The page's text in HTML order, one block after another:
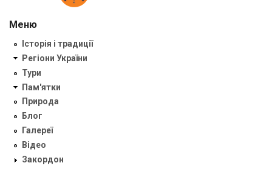
Меню
Історія і традиції
Регіони України
Тури
Пам'ятки
Природа
Блог
Галереї
Відео
Закордон